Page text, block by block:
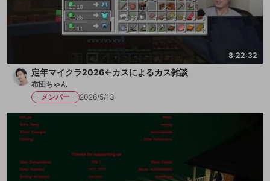
8:22:32
定年マイクラ2026←カスによるカス雑談
布団ちゃん
メンバー
2026/5/13